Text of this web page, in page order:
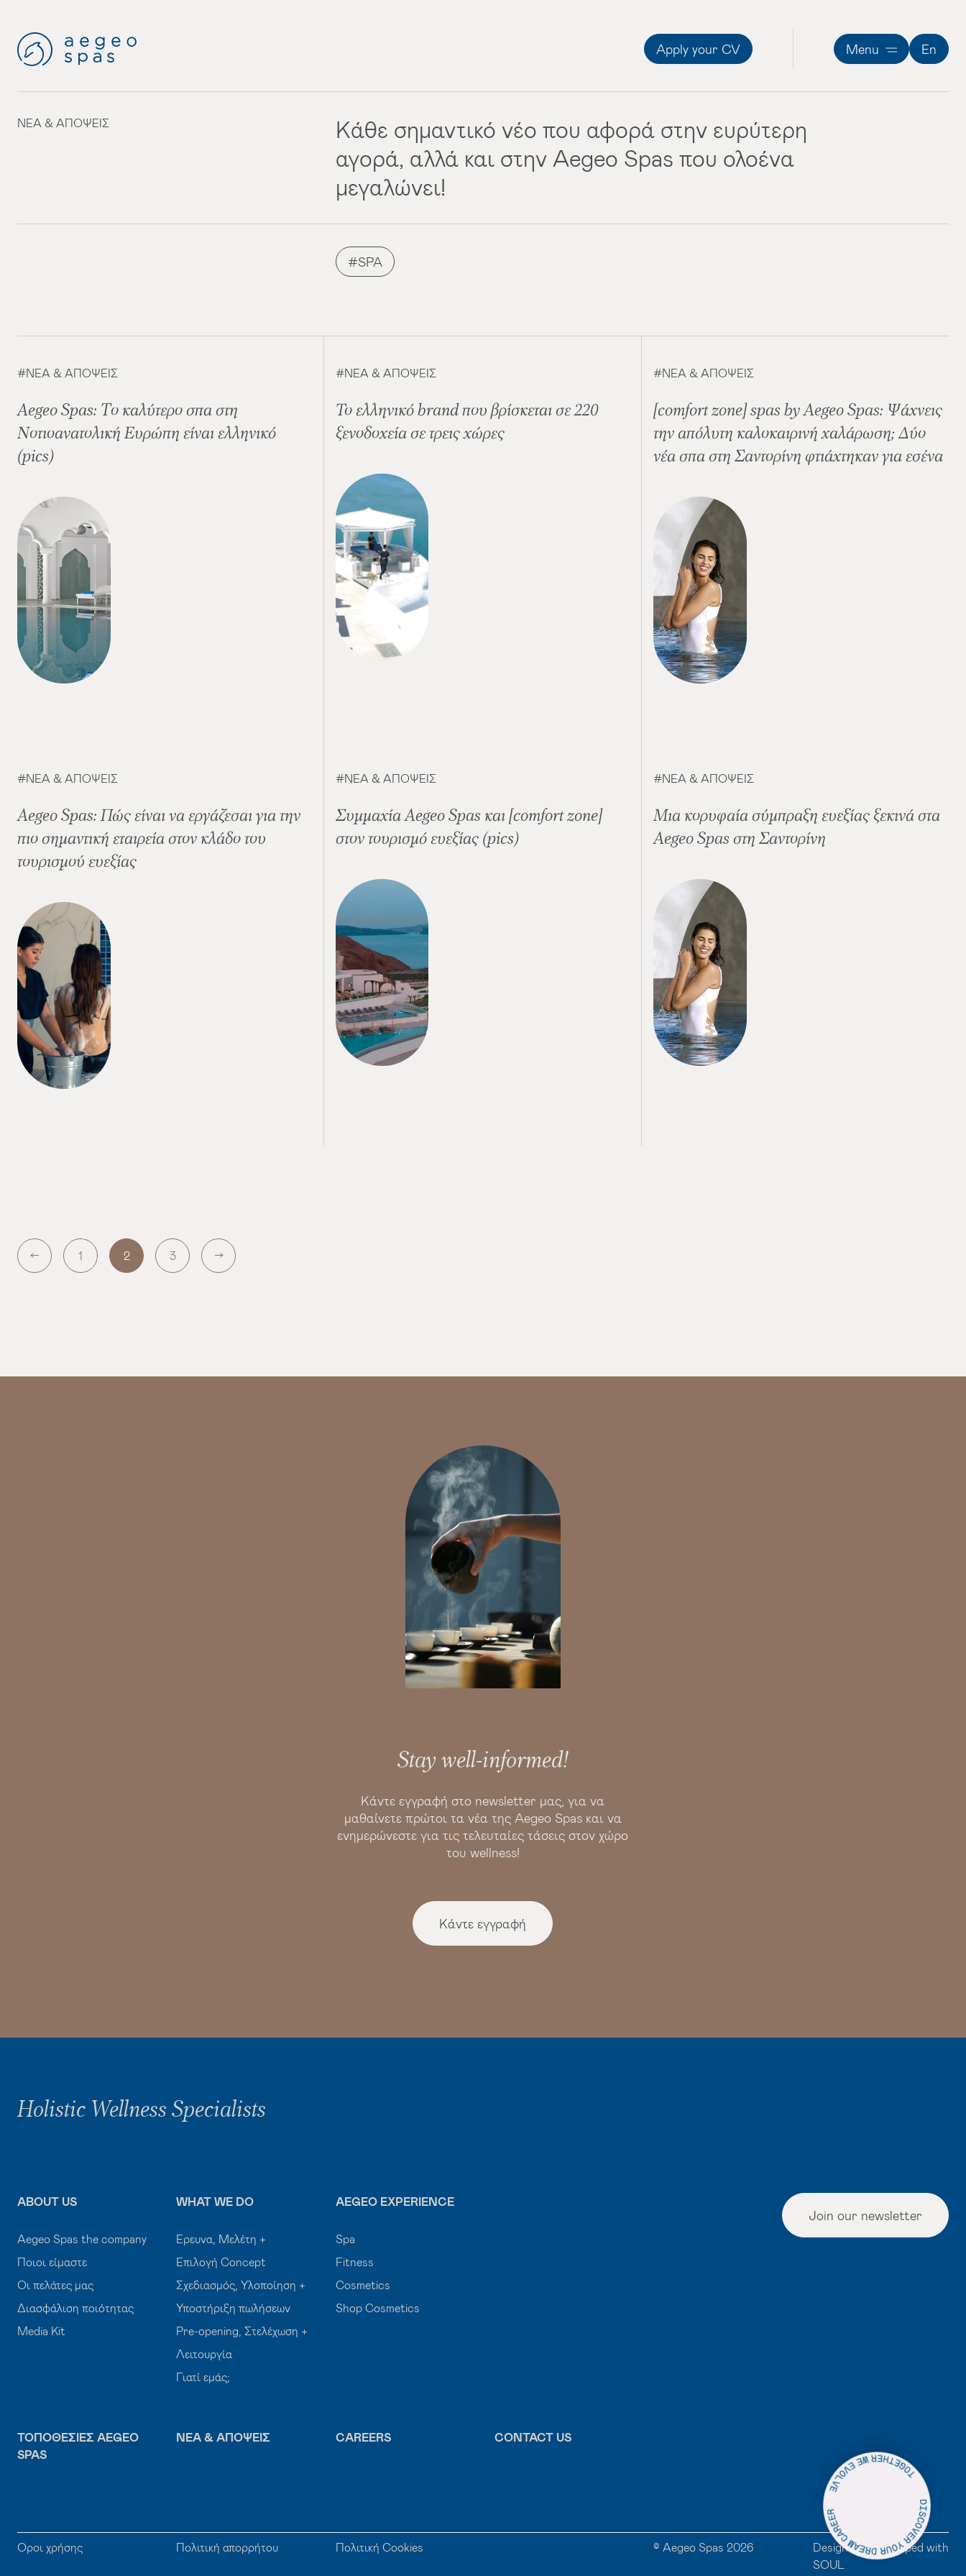
Apply your CV Menu En
ΝΈΑ & ΑΠΌΨΕΙΣ
Kάθε σημαντικό νέο που αφορά στην ευρύτερη
αγορά, αλλά και στην Aegeo Spas που ολοένα
μεγαλώνει!
SPA
ΝΈΑ & ΑΠΌΨΕΙΣ
Aegeo Spas: Tο καλύτερο σπα στη
Νοτιοανατολική Ευρώπη είναι ελληνικό
(pics)
ΝΈΑ & ΑΠΌΨΕΙΣ
Το ελληνικό brand που βρίσκεται σε 220
ξενοδοχεία σε τρεις χώρες
ΝΈΑ & ΑΠΌΨΕΙΣ
[comfort zone] spas by Aegeo Spas: Ψάχνεις
την απόλυτη καλοκαιρινή χαλάρωση; Δύο
νέα σπα στη Σαντορίνη φτιάχτηκαν για εσένα
ΝΈΑ & ΑΠΌΨΕΙΣ
Aegeo Spas: Πώς είναι να εργάζεσαι για την
πιο σημαντική εταιρεία στον κλάδο του
τουρισμού ευεξίας
ΝΈΑ & ΑΠΌΨΕΙΣ
Συμμαχία Aegeo Spas και [comfort zone]
στον τουρισμό ευεξίας (pics)
ΝΈΑ & ΑΠΌΨΕΙΣ
Μια κορυφαία σύμπραξη ευεξίας ξεκινά στα
Aegeo Spas στη Σαντορίνη
1 2 3
Stay well-informed!
Κάντε εγγραφή στο newsletter μας, για να
μαθαίνετε πρώτοι τα νέα της Aegeo Spas και να
ενημερώνεστε για τις τελευταίες τάσεις στον χώρο
του wellness!
Κάντε εγγραφή
Holistic Wellness Specialists
ABOUT US
Aegeo Spas the company
Ποιοι είμαστε
Οι πελάτες μας
Διασφάλιση ποιότητας
Media Kit
WHAT WE DO
Έρευνα, Μελέτη +
Επιλογή Concept
Σχεδιασμός, Υλοποίηση +
Υποστήριξη πωλήσεων
Pre-opening, Στελέχωση +
Λειτουργία
Γιατί εμάς;
AEGEO EXPERIENCE
Spa
Fitness
Cosmetics
Shop Cosmetics
Join our newsletter
ΤΟΠΟΘΕΣΊΕΣ AEGEO
SPAS
ΝΈΑ & ΑΠΌΨΕΙΣ CAREERS CONTACT US
Όροι χρήσης Πολιτική απορρήτου Πολιτική Cookies © Aegeo Spas 2026
Designed + developed with
SOUL